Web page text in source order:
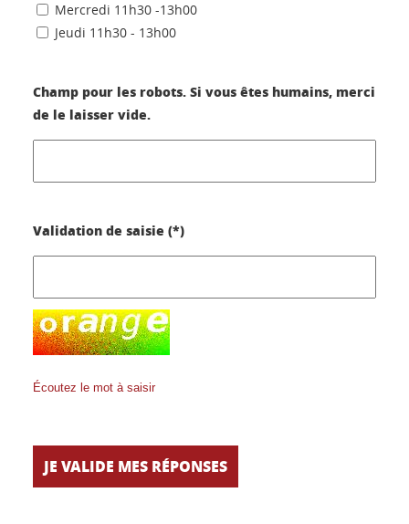
Mercredi 11h30 -13h00
Jeudi 11h30 - 13h00
Champ pour les robots. Si vous êtes humains, merci
de le laisser vide.
Validation de saisie (*)
Écoutez le mot à saisir